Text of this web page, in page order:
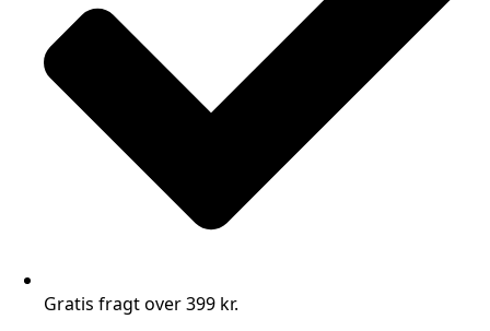
Gratis fragt over 399 kr.